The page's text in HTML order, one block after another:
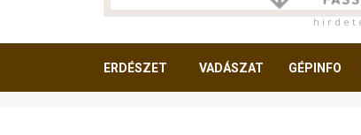
h i r d e t
ERDÉSZET VADÁSZAT GÉPINFO